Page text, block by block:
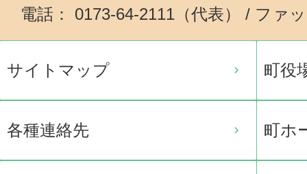
電話： 0173-64-2111（代表） / ファ
サイトマップ 町役
各種連絡先 町ホ